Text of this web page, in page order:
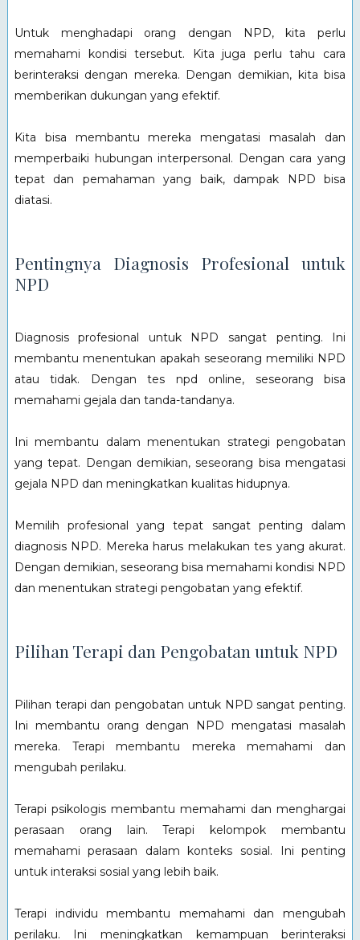
Untuk menghadapi orang dengan NPD, kita perlu
memahami kondisi tersebut. Kita juga perlu tahu cara
berinteraksi dengan mereka. Dengan demikian, kita bisa
memberikan dukungan yang efektif.
Kita bisa membantu mereka mengatasi masalah dan
memperbaiki hubungan interpersonal. Dengan cara yang
tepat dan pemahaman yang baik, dampak NPD bisa
diatasi.
Pentingnya Diagnosis Profesional untuk
NPD
Diagnosis profesional untuk NPD sangat penting. Ini
membantu menentukan apakah seseorang memiliki NPD
atau tidak. Dengan tes npd online, seseorang bisa
memahami gejala dan tanda-tandanya.
Ini membantu dalam menentukan strategi pengobatan
yang tepat. Dengan demikian, seseorang bisa mengatasi
gejala NPD dan meningkatkan kualitas hidupnya.
Memilih profesional yang tepat sangat penting dalam
diagnosis NPD. Mereka harus melakukan tes yang akurat.
Dengan demikian, seseorang bisa memahami kondisi NPD
dan menentukan strategi pengobatan yang efektif.
Pilihan Terapi dan Pengobatan untuk NPD
Pilihan terapi dan pengobatan untuk NPD sangat penting.
Ini membantu orang dengan NPD mengatasi masalah
mereka. Terapi membantu mereka memahami dan
mengubah perilaku.
Terapi psikologis membantu memahami dan menghargai
perasaan orang lain. Terapi kelompok membantu
memahami perasaan dalam konteks sosial. Ini penting
untuk interaksi sosial yang lebih baik.
Terapi individu membantu memahami dan mengubah
perilaku. Ini meningkatkan kemampuan berinteraksi